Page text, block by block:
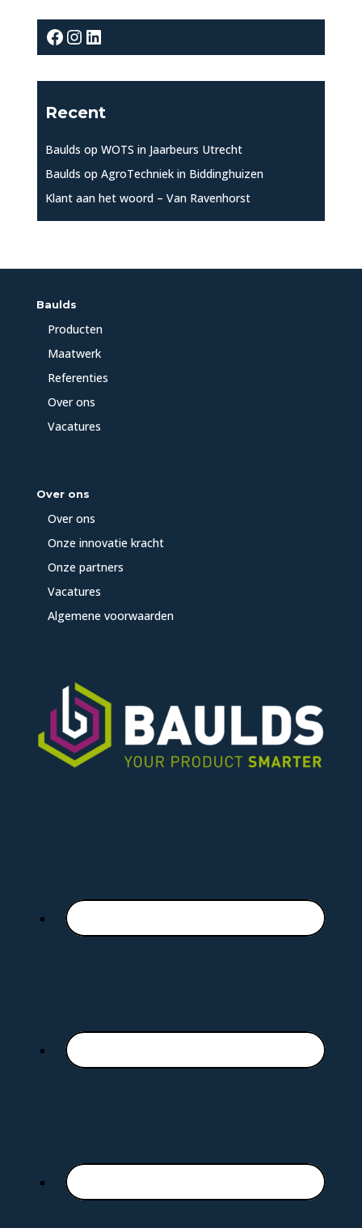
Facebook
Instagram
LinkedIn
Recent
Baulds op WOTS in Jaarbeurs Utrecht
Baulds op AgroTechniek in Biddinghuizen
Klant aan het woord – Van Ravenhorst
Baulds
Producten
Maatwerk
Referenties
Over ons
Vacatures
Over ons
Over ons
Onze innovatie kracht
Onze partners
Vacatures
Algemene voorwaarden